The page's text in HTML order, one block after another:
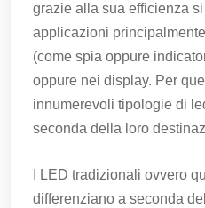
grazie alla sua efficienza
applicazioni
(come spia oppure
oppure nei display. Per
innumerevoli tipologie di
seconda della loro
I LED tradizionali ovvero
differenziano a seconda